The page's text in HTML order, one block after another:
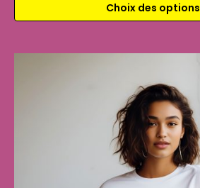
Choix des options